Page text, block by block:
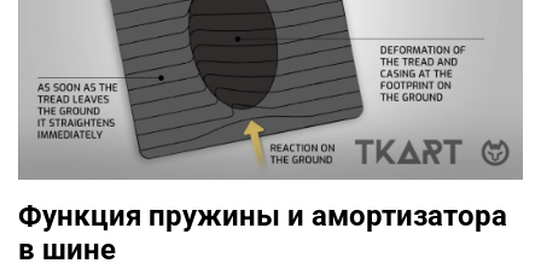
Функция пружины и амортизатора
в шине